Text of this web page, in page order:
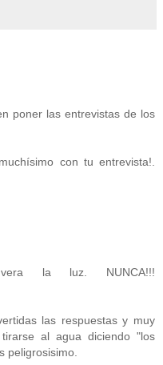
poner las entrevistas de los
con tu entrevista!.
la luz. NUNCA!!!
las respuestas y muy
al agua diciendo "los
peligrosisimo.